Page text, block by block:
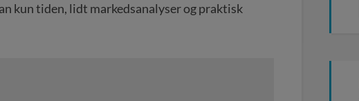
kun tiden, lidt markedsanalyser og praktisk